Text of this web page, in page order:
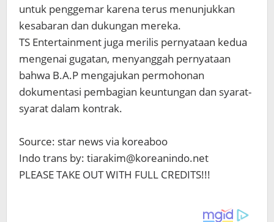
untuk penggemar karena terus menunjukkan
kesabaran dan dukungan mereka.
TS Entertainment juga merilis pernyataan kedua
mengenai gugatan, menyanggah pernyataan
bahwa B.A.P mengajukan permohonan
dokumentasi pembagian keuntungan dan syarat-
syarat dalam kontrak.
Source: star news via koreaboo
Indo trans by: tiarakim@koreanindo.net
PLEASE TAKE OUT WITH FULL CREDITS!!!